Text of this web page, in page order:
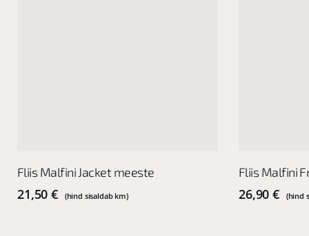
product
has
Fliis Malfini Jacket meeste
21,50€ (hind sisaldab km)
product
has
Fliis Malfini
26,90€ (hind